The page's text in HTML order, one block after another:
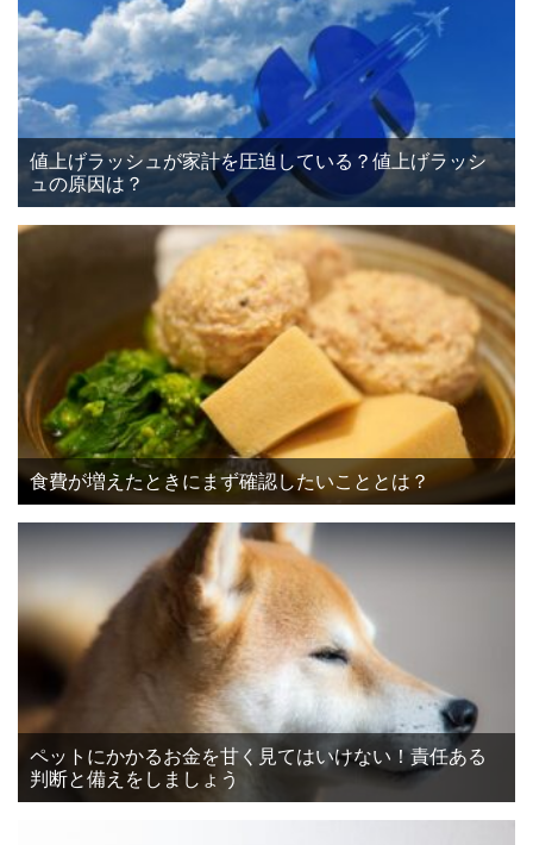
値上げラッシュが家計を圧迫している？値上げラッシ
ュの原因は？
食費が増えたときにまず確認したいこととは？
ペットにかかるお金を甘く見てはいけない！責任ある
判断と備えをしましょう